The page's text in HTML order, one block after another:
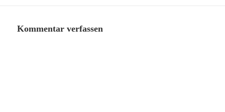
Kommentar verfassen